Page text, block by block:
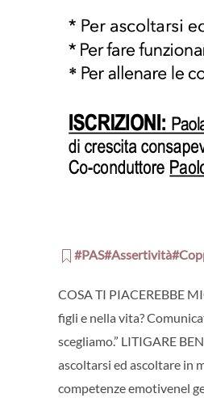
COSA TI PIACEREBBE
figli e nella vita?
scegliamo.” LITIGARE
ascoltarsi ed ascoltare in
competenze emotivenel